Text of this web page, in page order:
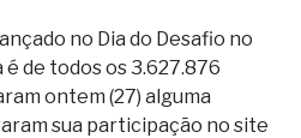
no Dia do Desafio no
de todos os 3.627.876
ontem (27) alguma
sua participação no site